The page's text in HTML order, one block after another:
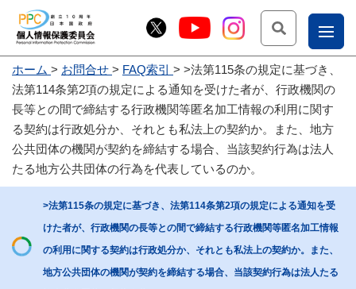
お
問
合
せ
こー
じょ
ー部
ホーム お問合せ FAQ索引
>法第115条の規定に基づき、
法第114条第2項の規定による通知を受けた者が、行政機関の
長等との間で締結する行政機関等匿名加工情報の利用に関す
る契約は行政処分か、それとも私法上の契約か。また、地方
公共団体の機関が契約を締結する場合、当該契約行為は法人
たる地方公共団体の行為を代表しているのか。
>法第115条の規定に基づき、法第114条第2項の規定による通知を受
けた者が、行政機関の長等との間で締結する行政機関等匿名加工情報
の利用に関する契約は行政処分か、それとも私法上の契約か。また、
地方公共団体の機関が契約を締結する場合、当該契約行為は法人たる